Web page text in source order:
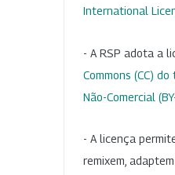
International
- A RSP adota a
Commons (CC)
Não-Comercial
- A licença
remixem,